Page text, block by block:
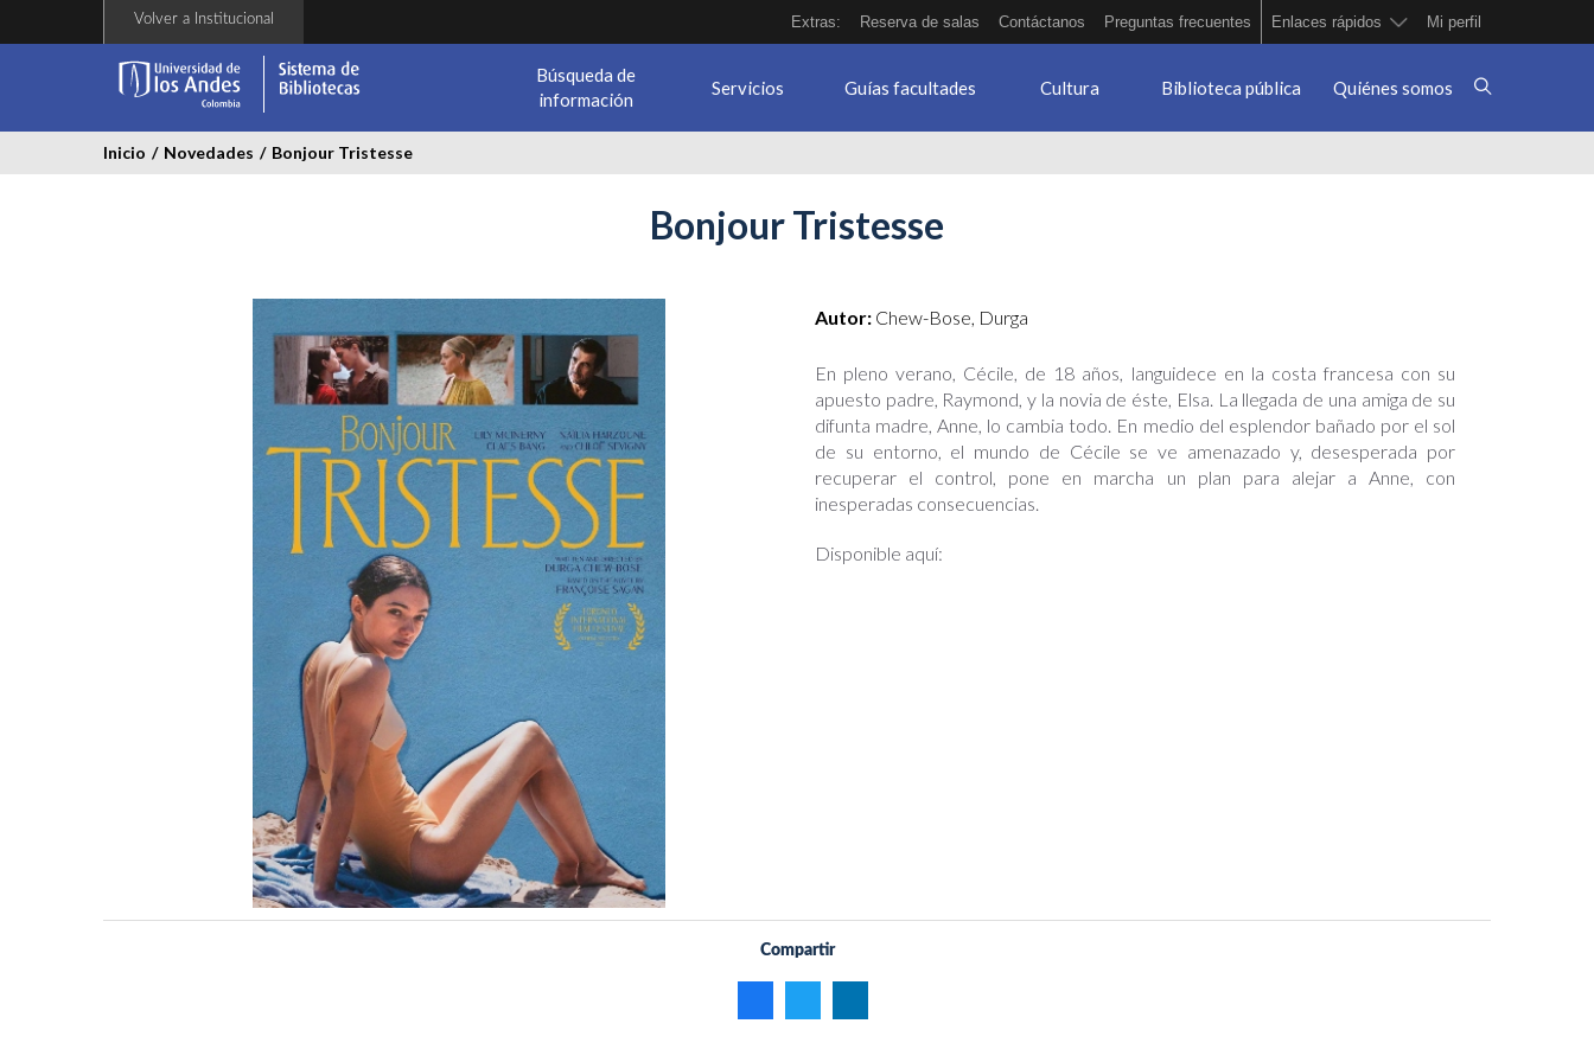
Volver a Institucional Extras: Reserva de salas Contáctanos Preguntas frecuentes Enlaces rápidos Mi perfil
Búsqueda de
información
Servicios Guías facultades Cultura Biblioteca pública Quiénes somos
Inicio / Novedades / Bonjour Tristesse
Bonjour Tristesse
tristesse
Autor: Chew-Bose, Durga
En pleno verano, Cécile, de 18 años, languidece en la costa francesa con su
apuesto padre, Raymond, y la novia de éste, Elsa. La llegada de una amiga de su
difunta madre, Anne, lo cambia todo. En medio del esplendor bañado por el sol
de su entorno, el mundo de Cécile se ve amenazado y, desesperada por
recuperar el control, pone en marcha un plan para alejar a Anne, con
inesperadas consecuencias.
Disponible aquí:
Compartir